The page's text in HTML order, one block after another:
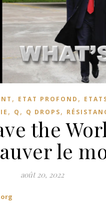
, ETAT PROFOND ,
, Q , Q DROPS,
the
le
août 20, 2022